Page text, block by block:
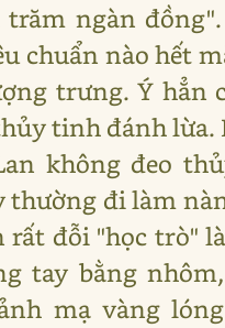
trăm ngàn
chuẩn nào hết
trưng. Ý hẳn
tinh đánh lừa.
không đeo
thường đi làm
rất đỗi "học trò"
tay bằng
mạ vàng